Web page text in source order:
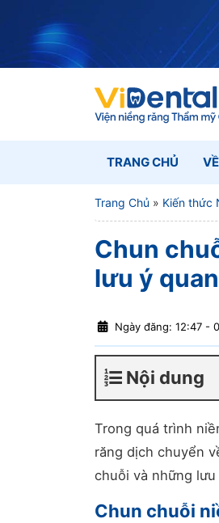
TRANG CHỦ
Trang Chủ » Kiến thức
Chun
lưu ý
Ngày đăng: 12:47 -
Nội dung
Trong quá trình
răng dịch chuyển
chuỗi và những
Chun chuỗi